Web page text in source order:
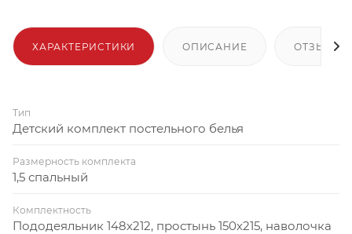
ХАРАКТЕРИСТИКИ ОПИСАНИЕ ОТЗЫВЫ
Тип
Детский комплект постельного белья
Размерность комплекта
1,5 спальный
Комплектность
Пододеяльник 148х212, простынь 150х215, наволочка